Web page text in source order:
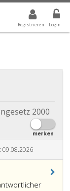
Registrieren Login
IST ALLE
2000
merken
09.08.2026